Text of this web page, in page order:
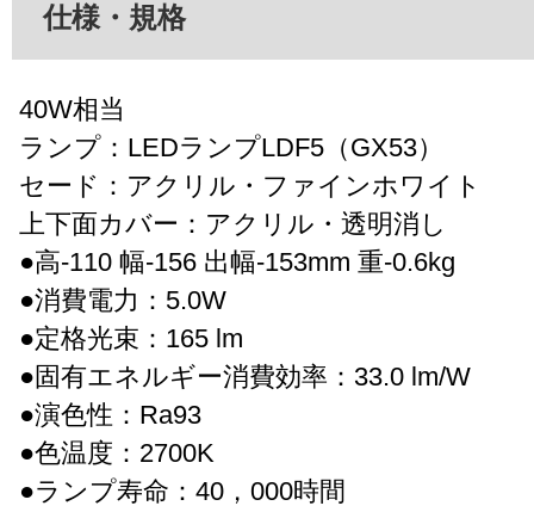
仕様・規格
40W相当
ランプ：LEDランプLDF5（GX53）
セード：アクリル・ファインホワイト
上下面カバー：アクリル・透明消し
●高-110 幅-156 出幅-153mm 重-0.6kg
●消費電力：5.0W
●定格光束：165 lm
●固有エネルギー消費効率：33.0 lm/W
●演色性：Ra93
●色温度：2700K
●ランプ寿命：40，000時間